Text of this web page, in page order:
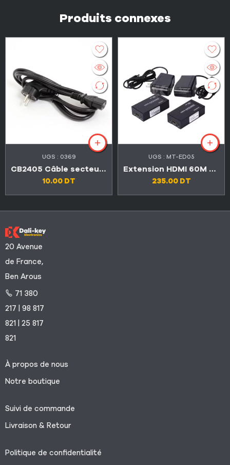
Produits connexes
UGS : 0369
CB2405 Câble secteur avec prise de terre 1,5 m
10.00 DT
UGS : MT-ED05
Extension HDMI 60M via câble LAN RJ45
235.00 DT
20 Avenue
de France,
Ben Arous
71 380
217 | 98 817
821 | 25 817
821
À propos de nous
Notre boutique
Suivi de commande
Livraison & Retour
Politique de confidentialité